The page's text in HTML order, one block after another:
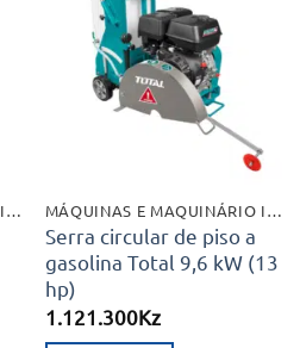
MÁQUINAS E MAQUINÁRIO INDUSTRIAL
Adicionar
aos meus
desejos
MÁQUINAS E MAQUINÁRIO INDUSTRIAL
Serra circular de piso a
gasolina Total 9,6 kW (13
hp)
1.121.300Kz